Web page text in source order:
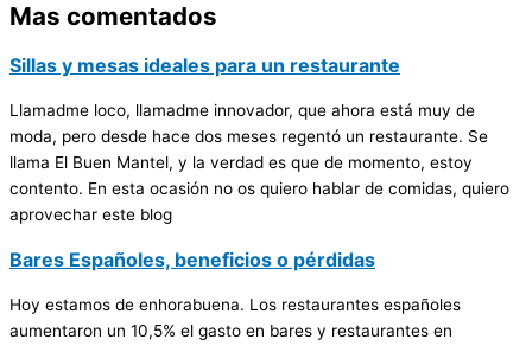
Mas comentados
Sillas y mesas ideales para un restaurante
Llamadme loco, llamadme innovador, que ahora está muy de
moda, pero desde hace dos meses regentó un restaurante. Se
llama El Buen Mantel, y la verdad es que de momento, estoy
contento. En esta ocasión no os quiero hablar de comidas, quiero
aprovechar este blog
Bares Españoles, beneficios o pérdidas
Hoy estamos de enhorabuena. Los restaurantes españoles
aumentaron un 10,5% el gasto en bares y restaurantes en